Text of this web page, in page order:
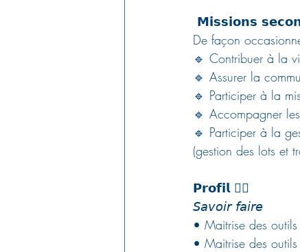
𝗠𝗶𝘀𝘀𝗶𝗼𝗻𝘀
De façon
🔹 Contribuer à la
🔹 Assurer la
🔹 Participer à la
🔹 Accompagner
🔹 Participer à la
(gestion des lots et
𝗣𝗿𝗼𝗳𝗶𝗹 👇🏽
𝘚𝘢𝘷𝘰𝘪𝘳 𝘧𝘢𝘪𝘳𝘦
• Maitrise des
• Maitrise des